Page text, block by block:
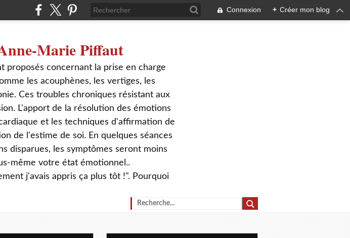
Connexion + Créer mon blog
Marie Piffaut
proposés concernant la prise en charge
les acouphènes, les vertiges, les
Ces troubles chroniques résistant aux
L'apport de la résolution des émotions
et les techniques d'affirmation de
de l'estime de soi. En quelques séances
disparues, les symptômes seront moins
même votre état émotionnel..
j'avais appris ça plus tôt !". Pourquoi